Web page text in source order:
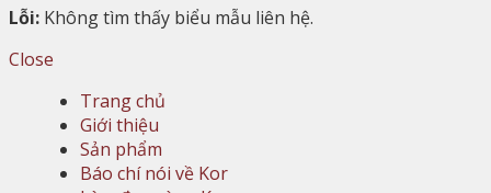
Lỗi: Không tìm thấy biểu mẫu liên hệ.
Close
Trang chủ
Giới thiệu
Sản phẩm
Báo chí nói về Kor